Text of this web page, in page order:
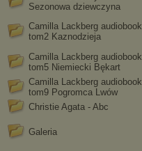
Sezonowa dziewczyna
Camilla Lackberg audiobook
tom2 Kaznodzieja
Camilla Lackberg audiobook
tom5 Niemiecki Bękart
Camilla Lackberg audiobook
tom9 Pogromca Lwów
Christie Agata - Abc
Galeria